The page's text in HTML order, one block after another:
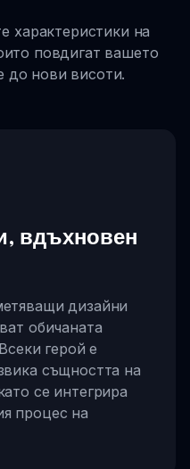
характеристики на
повдигат вашето
до нови висоти.
вдъхновен
дизайни
обичаната
герой е
същността на
се интегрира
процес на